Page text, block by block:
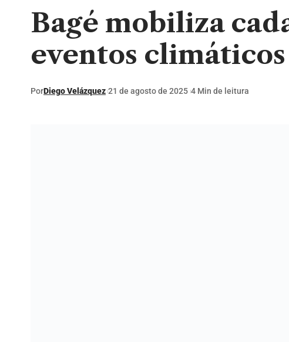
Bagé mobiliza
eventos
PorDiego Velázquez 21 de agosto de 2025 4 Min de leitura